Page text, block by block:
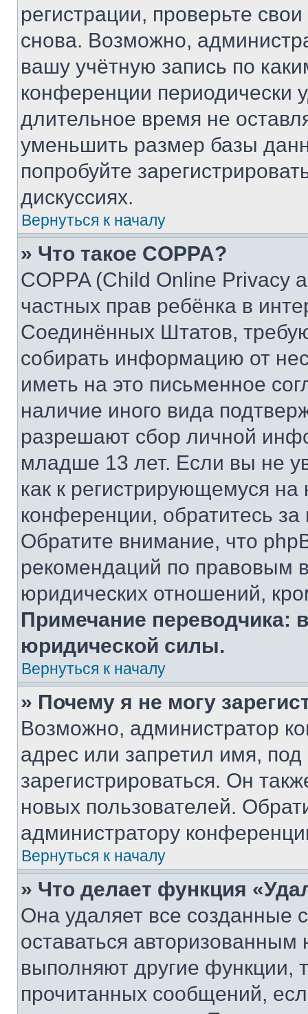
регистрации, проверьте
снова. Возможно,
вашу учётную запись по
конференции периодически
длительное время не
уменьшить размер базы
попробуйте
дискуссиях.
Вернуться к началу
» Что такое COPPA?
COPPA (Child Online Privacy
частных прав ребёнка в
Соединённых Штатов,
собирать информацию от
иметь на это письменное
наличие иного вида
разрешают сбор личной
младше 13 лет. Если вы не
как к регистрирующемуся
конференции, обратитесь
Обратите внимание, что
рекомендаций по правовым
юридических отношений,
Примечание переводчика:
юридической силы.
Вернуться к началу
» Почему я не могу
Возможно, администратор
адрес или запретил имя,
зарегистрироваться. Он
новых пользователей.
администратору
Вернуться к началу
» Что делает функция
Она удаляет все созданные
оставаться
выполняют другие функции,
прочитанных сообщений,